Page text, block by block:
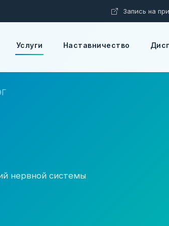
Запись на
Услуги Наставничество
нервной системы